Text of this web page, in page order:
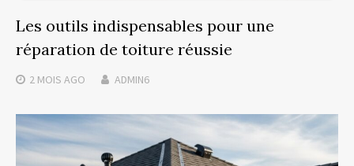
Les outils indispensables pour une
réparation de toiture réussie
2 MOIS AGO ADMIN6